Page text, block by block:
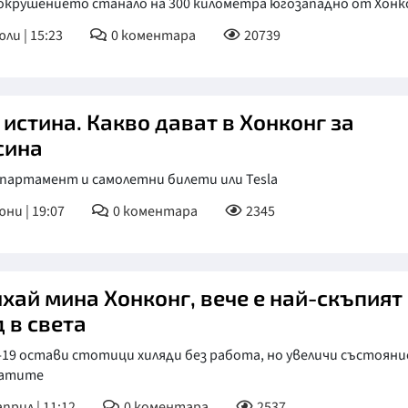
| 15:23
0коментара 20739
Какво дават в Хонконг за
и самолетни билети или Tesla
| 19:07
0коментара 2345
мина Хонконг, вече е най-скъпият
в света
остави стотици хиляди без работа, но увеличи